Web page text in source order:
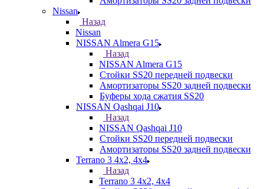
Nissan
Назад
Nissan
NISSAN Almera G15
Назад
NISSAN Almera G15
Стойки SS20 передней подвески
Амортизаторы SS20 задней подвески
Буферы хода сжатия SS20
NISSAN Qashqai J10
Назад
NISSAN Qashqai J10
Стойки SS20 передней подвески
Амортизаторы SS20 задней подвески
Terrano 3 4х2, 4х4
Назад
Terrano 3 4х2, 4х4